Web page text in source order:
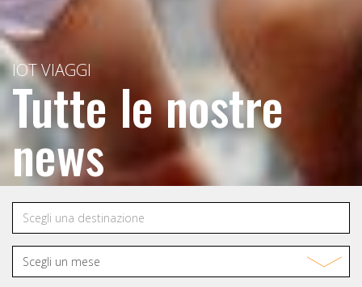
IOT VIAGGI
Tutte le nostre
news